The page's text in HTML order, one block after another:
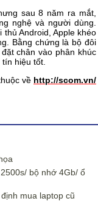
sau 8 năm ra mắt,
nghệ và người dùng.
Android, Apple khéo
Bằng chứng là bộ đôi
chân vào phân khúc
hiệu tốt.
về http://scom.vn/
bộ nhớ 4Gb/ ổ
mua laptop cũ